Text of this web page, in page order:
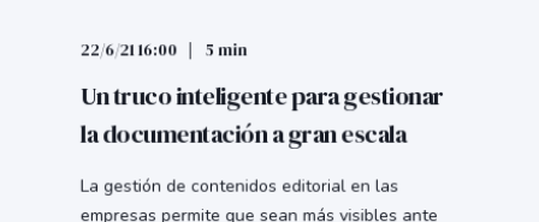
22/6/21 16:00 5 min
Un truco inteligente para gestionar
la documentación a gran escala
La gestión de contenidos editorial en las
empresas permite que sean más visibles ante